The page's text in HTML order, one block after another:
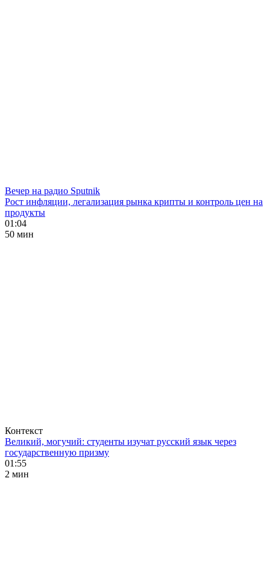
Вечер на радио Sputnik
Рост инфляции, легализация рынка крипты и контроль цен на
продукты
01:04
50 мин
Контекст
Великий, могучий: студенты изучат русский язык через
государственную призму
01:55
2 мин